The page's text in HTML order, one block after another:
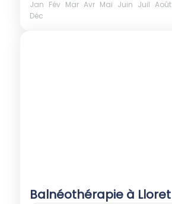
Jan Fév Mar Avr Mai Juin Juil Août
Déc
Balnéothérapie à Lloret